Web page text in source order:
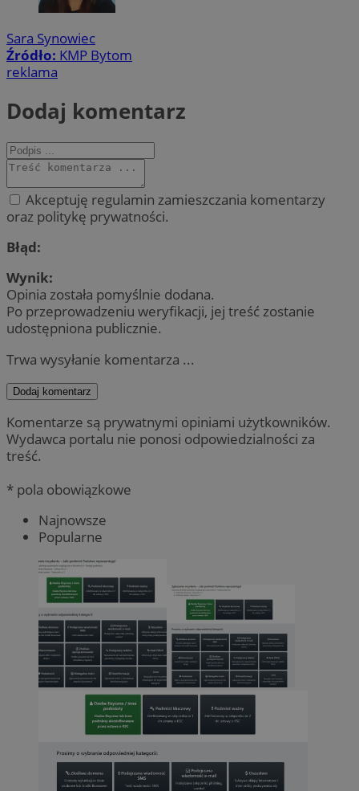
Sara Synowiec
Źródło: KMP Bytom
reklama
Dodaj komentarz
Akceptuję regulamin zamieszczania komentarzy
oraz politykę prywatności.
Błąd:
Wynik:
Opinia została pomyślnie dodana.
Po przeprowadzeniu weryfikacji, jej treść zostanie
udostępniona publicznie.
Trwa wysyłanie komentarza ...
Dodaj komentarz
Komentarze są prywatnymi opiniami użytkowników.
Wydawca portalu nie ponosi odpowiedzialności za
treść.
* pola obowiązkowe
Najnowsze
Popularne